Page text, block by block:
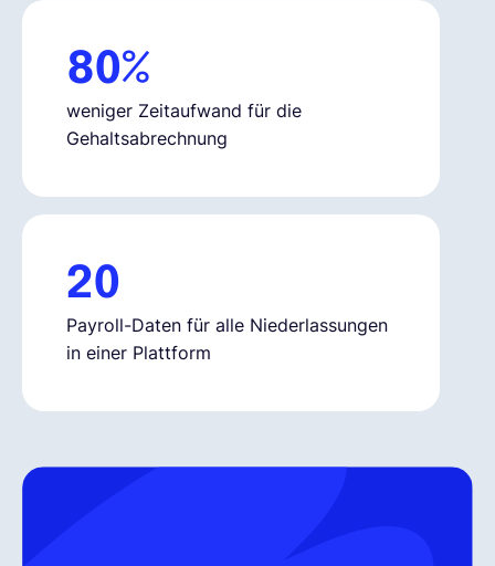
80%
weniger Zeitaufwand für die
Gehaltsabrechnung
20
Payroll-Daten für alle Niederlassungen
in einer Plattform